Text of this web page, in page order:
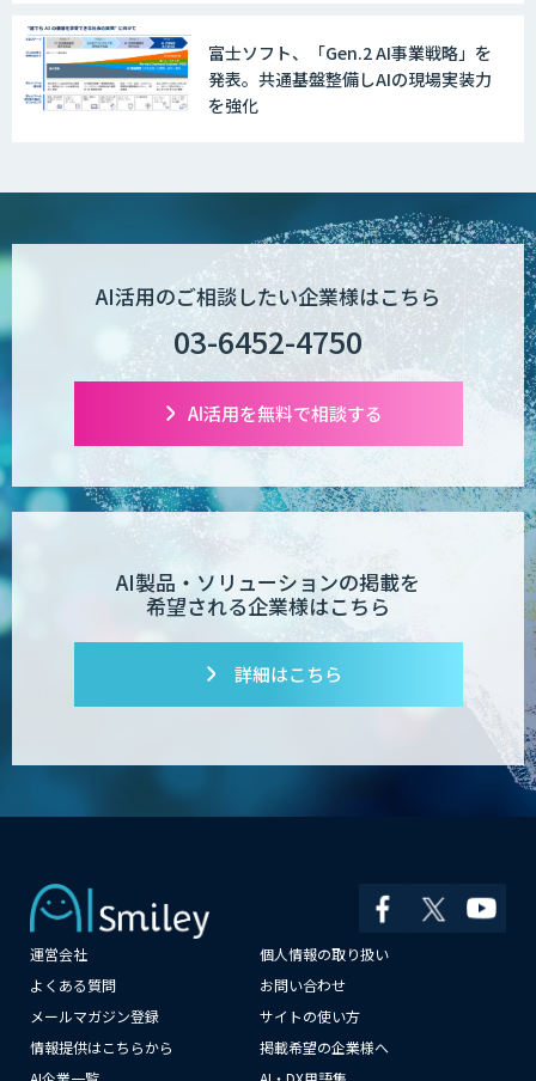
PriceRobo
富士ソフト、「Gen.2 AI事業戦略」を
発表。共通基盤整備しAIの現場実装力
を強化
AI活用のご相談したい企業様はこちら
03-6452-4750
AI活用を無料で相談する
AI製品・ソリューションの掲載を
希望される企業様はこちら
詳細はこちら
運営会社
個人情報の取り扱い
よくある質問
お問い合わせ
メールマガジン登録
サイトの使い方
情報提供はこちらから
掲載希望の企業様へ